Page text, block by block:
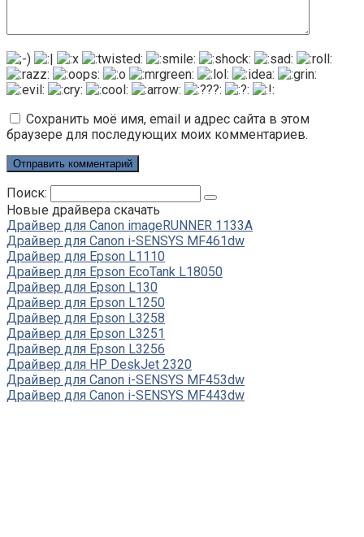
Сохранить моё имя, email и адрес сайта в этом
браузере для последующих моих комментариев.
Поиск:
Новые драйвера скачать
Драйвер для Canon imageRUNNER 1133A
Драйвер для Canon i-SENSYS MF461dw
Драйвер для Epson L1110
Драйвер для Epson EcoTank L18050
Драйвер для Epson L130
Драйвер для Epson L1250
Драйвер для Epson L3258
Драйвер для Epson L3251
Драйвер для Epson L3256
Драйвер для HP DeskJet 2320
Драйвер для Canon i-SENSYS MF453dw
Драйвер для Canon i-SENSYS MF443dw